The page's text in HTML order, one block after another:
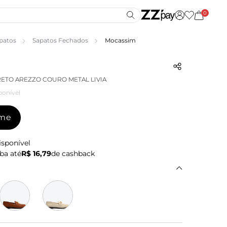
0
Sapatos Fechados Mocassim
AREZZO COURO METAL LIVIA
atéR$ 16,79de cashback